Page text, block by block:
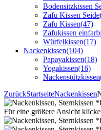
Bodensitzkissen
Zafu Kissen Seide
Zafu Kissen(47)
Zafukissen
Würfelkissen(17)
Nackenkissen(104)
Papayakissen(18)
Yogakissen(16)
Nackenstützkissen
ZurückStartseiteNackenkissen
Für eine größere Ansicht